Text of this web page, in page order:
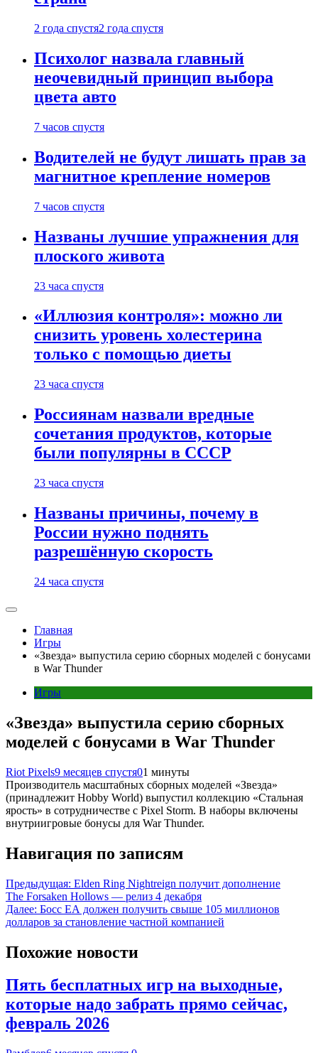
2 года спустя2 года спустя
Психолог назвала главный
неочевидный принцип выбора
цвета авто
7 часов спустя
Водителей не будут лишать прав за
магнитное крепление номеров
7 часов спустя
Названы лучшие упражнения для
плоского живота
23 часа спустя
«Иллюзия контроля»: можно ли
снизить уровень холестерина
только с помощью диеты
23 часа спустя
Россиянам назвали вредные
сочетания продуктов, которые
были популярны в СССР
23 часа спустя
Названы причины, почему в
России нужно поднять
разрешённую скорость
24 часа спустя
Главная
Игры
«Звезда» выпустила серию сборных моделей с бонусами
в War Thunder
Игры
«Звезда» выпустила серию сборных
моделей с бонусами в War Thunder
Riot Pixels9 месяцев спустя01 минуты
Производитель масштабных сборных моделей «Звезда»
(принадлежит Hobby World) выпустил коллекцию «Стальная
ярость» в сотрудничестве с Pixel Storm. В наборы включены
внутриигровые бонусы для War Thunder.
Навигация по записям
Предыдущая: Elden Ring Nightreign получит дополнение
The Forsaken Hollows — релиз 4 декабря
Далее: Босс EA должен получить свыше 105 миллионов
долларов за становление частной компанией
Похожие новости
Пять бесплатных игр на выходные,
которые надо забрать прямо сейчас,
февраль 2026